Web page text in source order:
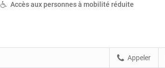
Accès aux personnes à mobilité réduite
Appeler